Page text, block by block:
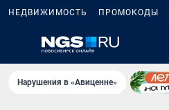
НЕДВИЖИМОСТЬ ПРОМОКОДЫ
Нарушения в «Авиценне»